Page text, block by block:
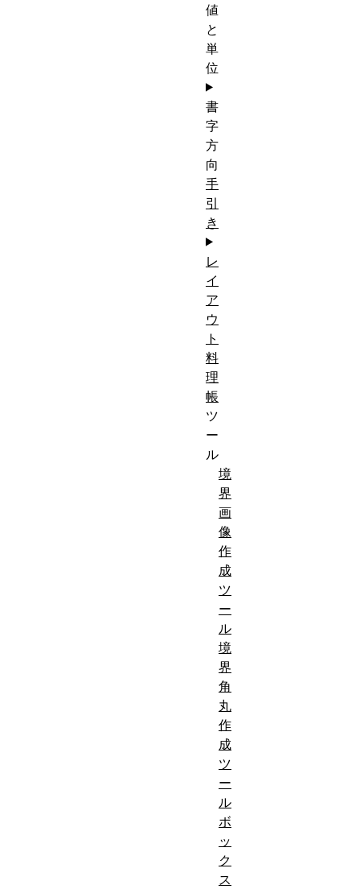
値
と
単
位
書
字
方
向
手
引
き
レ
イ
ア
ウ
ト
料
理
帳
ツ
ー
ル
境
界
画
像
作
成
ツ
ー
ル
境
界
角
丸
作
成
ツ
ー
ル
ボ
ッ
ク
ス